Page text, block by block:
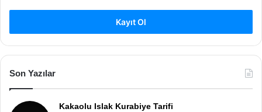
Kayıt Ol
Son Yazılar
Kakaolu Islak Kurabiye Tarifi